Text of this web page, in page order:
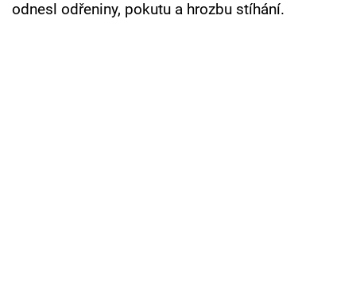
odnesl odřeniny, pokutu a hrozbu stíhání.